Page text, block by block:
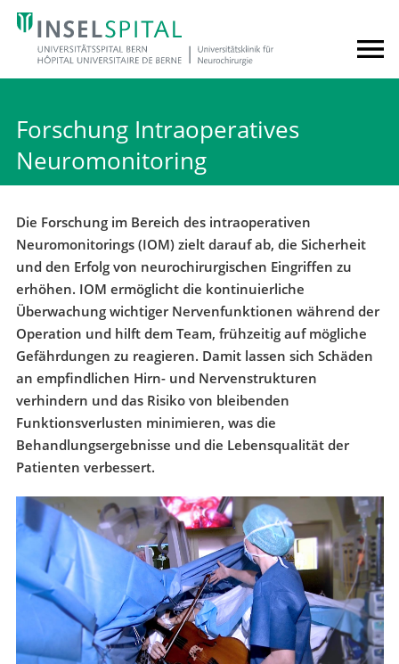
Forschung Intraoperatives
Neuromonitoring
Die Forschung im Bereich des intraoperativen
Neuromonitorings (IOM) zielt darauf ab, die Sicherheit
und den Erfolg von neurochirurgischen Eingriffen zu
erhöhen. IOM ermöglicht die kontinuierliche
Überwachung wichtiger Nervenfunktionen während der
Operation und hilft dem Team, frühzeitig auf mögliche
Gefährdungen zu reagieren. Damit lassen sich Schäden
an empfindlichen Hirn- und Nervenstrukturen
verhindern und das Risiko von bleibenden
Funktionsverlusten minimieren, was die
Behandlungsergebnisse und die Lebensqualität der
Patienten verbessert.